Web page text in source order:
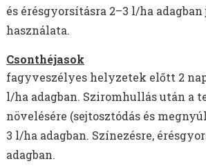
és érésgyorsításra 2–3 l/ha
használata.
Csonthéjasok
fagyveszélyes helyzetek előtt 2
l/ha adagban. Sziromhullás után a
növelésére (sejtosztódás és
3 l/ha adagban. Színezésre,
adagban.